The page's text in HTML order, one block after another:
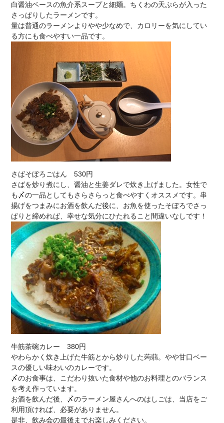
白醤油ベースの魚介系スープと細麺。ちくわの天ぷらが入った
さっぱりしたラーメンです。
量は普通のラーメンよりやや少なめで、カロリーを気にしてい
る方にも食べやすい一品です。
さばそぼろごはん 530円
さばを炒り煮にし、醤油と生姜ダレで炊き上げました。女性で
も〆の一品としてもさらさらっと食べやすくオススメです。串
揚げをつまみにお酒を飲んだ後に、お魚を使ったそぼろでさっ
ぱりと締めれば、幸せな気分にひたれること間違いなしです！
牛筋茶碗カレー 380円
やわらかく炊き上げた牛筋とから炒りした蒟蒻。やや甘口ベー
スの優しい味わいのカレーです。
〆のお食事は、こだわり抜いた食材や他のお料理とのバランス
を考え作っています。
お酒を飲んだ後、〆のラーメン屋さんへのはしごは、当店をご
利用頂ければ、必要がありません。
是非、飲み会の最後までお楽しみください。